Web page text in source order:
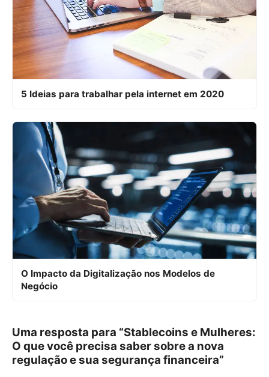
5 Ideias para trabalhar pela internet em 2020
O Impacto da Digitalização nos Modelos de
Negócio
Uma resposta para “Stablecoins e Mulheres:
O que você precisa saber sobre a nova
regulação e sua segurança financeira”